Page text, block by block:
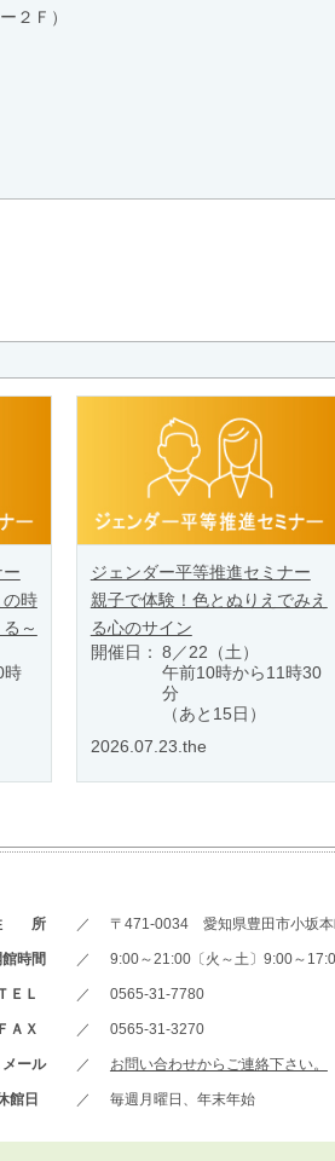
２Ｆ）
の時
～
時
ジェンダー平等推進セミナー
親子で体験！色とぬりえでみえ
る心のサイン
開催日： 8／22（土）
午前10時から11時30
分
（あと15日）
2026.07.23.the
所 ／ 〒471-0034 愛知県豊田市小坂
館時間 ／ 9:00～21:00〔火～土〕9:00～
ＴＥＬ ／ 0565-31-7780
ＦＡＸ ／ 0565-31-3270
メール ／ お問い合わせからご連絡下さい。
館日 ／ 毎週月曜日、年末年始